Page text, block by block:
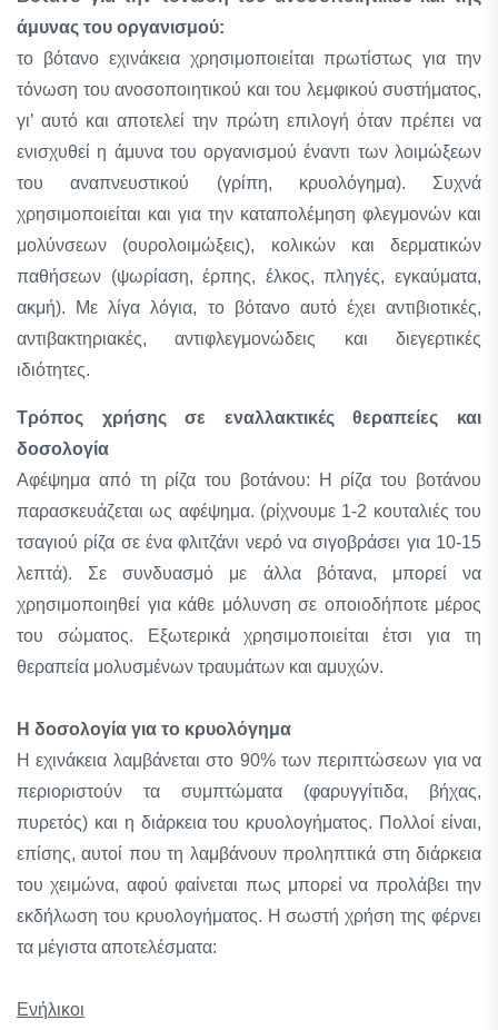
άμυνας του οργανισμού:
το βότανο εχινάκεια χρησιμοποιείται πρωτίστως για την
τόνωση του ανοσοποιητικού και του λεμφικού συστήματος,
γι’ αυτό και αποτελεί την πρώτη επιλογή όταν πρέπει να
ενισχυθεί η άμυνα του οργανισμού έναντι των λοιμώξεων
του αναπνευστικού (γρίπη, κρυολόγημα). Συχνά
χρησιμοποιείται και για την καταπολέμηση φλεγμονών και
μολύνσεων (ουρολοιμώξεις), κολικών και δερματικών
παθήσεων (ψωρίαση, έρπης, έλκος, πληγές, εγκαύματα,
ακμή). Mε λίγα λόγια, το βότανο αυτό έχει αντιβιοτικές,
αντιβακτηριακές, αντιφλεγμονώδεις και διεγερτικές
ιδιότητες.
Τρόπος χρήσης σε εναλλακτικές θεραπείες και
δοσολογία
Αφέψημα από τη ρίζα του βοτάνου: Η ρίζα του βοτάνου
παρασκευάζεται ως αφέψημα. (ρίχνουμε 1-2 κουταλιές του
τσαγιού ρίζα σε ένα φλιτζάνι νερό να σιγοβράσει για 10-15
λεπτά). Σε συνδυασμό με άλλα βότανα, μπορεί να
χρησιμοποιηθεί για κάθε μόλυνση σε οποιοδήποτε μέρος
του σώματος. Εξωτερικά χρησιμοποιείται έτσι για τη
θεραπεία μολυσμένων τραυμάτων και αμυχών.
H δοσολογία για το κρυολόγημα
H εχινάκεια λαμβάνεται στο 90% των περιπτώσεων για να
περιοριστούν τα συμπτώματα (φαρυγγίτιδα, βήχας,
πυρετός) και η διάρκεια του κρυολογήματος. Πολλοί είναι,
επίσης, αυτοί που τη λαμβάνουν προληπτικά στη διάρκεια
του χειμώνα, αφού φαίνεται πως μπορεί να προλάβει την
εκδήλωση του κρυολογήματος. H σωστή χρήση της φέρνει
τα μέγιστα αποτελέσματα:
Eνήλικοι